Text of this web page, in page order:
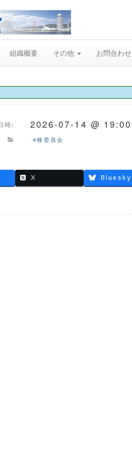
組織概要 その他 お問合わせ
時: 2026-07-14 @ 19:00
4種委員会
X Bluesky